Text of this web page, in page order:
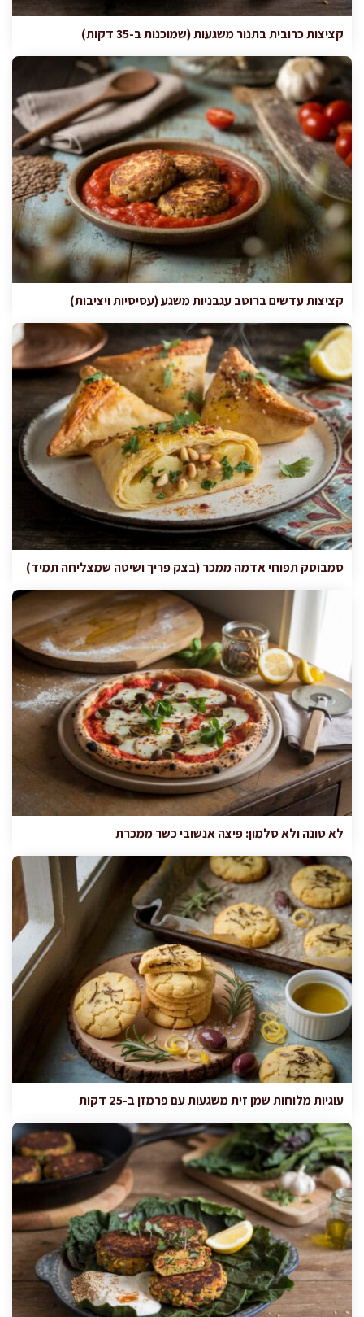
קציצות כרובית בתנור משגעות (שמוכנות ב-35 דקות)
קציצות עדשים ברוטב עגבניות משגע (עסיסיות ויציבות)
סמבוסק תפוחי אדמה ממכר (בצק פריך ושיטה שמצליחה תמיד)
לא טונה ולא סלמון: פיצה אנשובי כשר ממכרת
עוגיות מלוחות שמן זית משגעות עם פרמזן ב-25 דקות